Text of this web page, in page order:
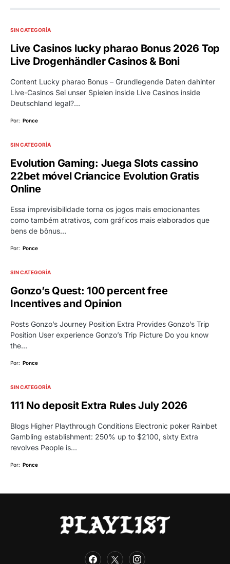
SIN CATEGORÍA
Live Casinos lucky pharao Bonus 2026 Top
Live Drogenhändler Casinos & Boni
Content Lucky pharao Bonus – Grundlegende Daten dahinter
Live-Casinos Sei unser Spielen inside Live Casinos inside
Deutschland legal?…
Por: Ponce
SIN CATEGORÍA
Evolution Gaming: Juega Slots cassino
22bet móvel Criancice Evolution Gratis
Online
Essa imprevisibilidade torna os jogos mais emocionantes
como também atrativos, com gráficos mais elaborados que
bens de bônus…
Por: Ponce
SIN CATEGORÍA
Gonzo’s Quest: 100 percent free
Incentives and Opinion
Posts Gonzo’s Journey Position Extra Provides Gonzo’s Trip
Position User experience Gonzo’s Trip Picture Do you know
the…
Por: Ponce
SIN CATEGORÍA
111 No deposit Extra Rules July 2026
Blogs Higher Playthrough Conditions Electronic poker Rainbet
Gambling establishment: 250% up to $2100, sixty Extra
revolves People is…
Por: Ponce